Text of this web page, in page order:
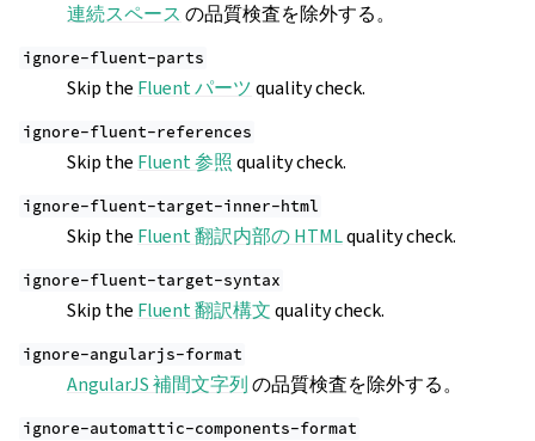
連続スペース の品質検査を除外する。
ignore-fluent-parts
Skip the Fluent パーツquality check.
ignore-fluent-references
Skip the Fluent 参照quality check.
ignore-fluent-target-inner-html
Skip the Fluent 翻訳内部の HTMLquality check.
ignore-fluent-target-syntax
Skip the Fluent 翻訳構文quality check.
ignore-angularjs-format
AngularJS 補間文字列の品質検査を除外する。
ignore-automattic-components-format